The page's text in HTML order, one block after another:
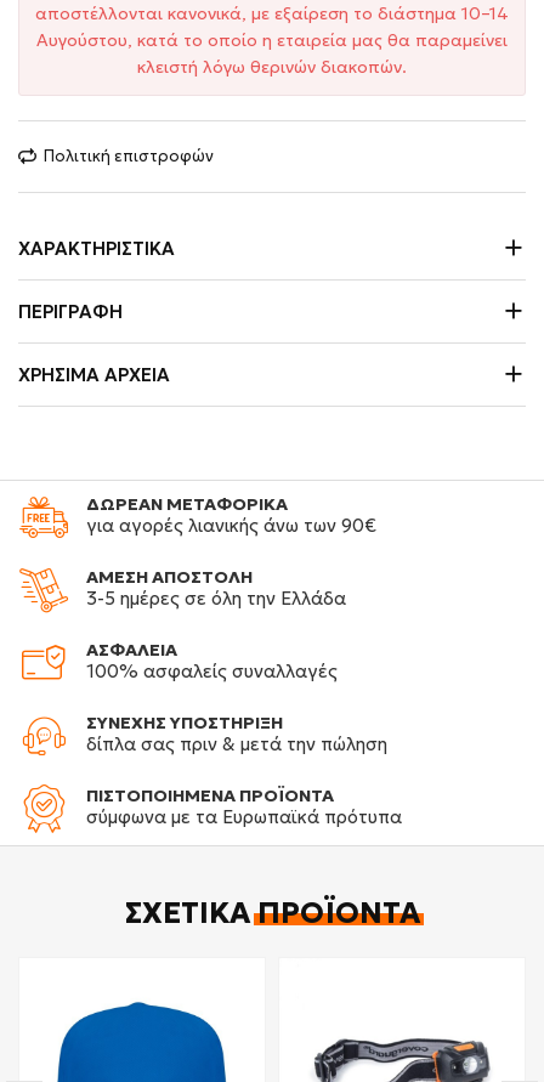
αποστέλλονται κανονικά, με εξαίρεση το διάστημα 10–14
Αυγούστου, κατά το οποίο η εταιρεία μας θα παραμείνει
κλειστή λόγω θερινών διακοπών.
Πολιτική επιστροφών
ΧΑΡΑΚΤΗΡΙΣΤΙΚΆ
ΠΕΡΙΓΡΑΦΉ
ΧΡΉΣΙΜΑ ΑΡΧΕΊΑ
ΔΩΡΕΑΝ ΜΕΤΑΦΟΡΙΚΑ
για αγορές λιανικής άνω των 90€
ΑΜΕΣΗ ΑΠΟΣΤΟΛΗ
3-5 ημέρες σε όλη την Ελλάδα
ΑΣΦΑΛΕΙΑ
100% ασφαλείς συναλλαγές
ΣΥΝΕΧΗΣ ΥΠΟΣΤΗΡΙΞΗ
δίπλα σας πριν & μετά την πώληση
ΠΙΣΤΟΠΟΙΗΜΕΝΑ ΠΡΟΪΟΝΤΑ
σύμφωνα με τα Ευρωπαϊκά πρότυπα
ΣΧΕΤΙΚΆΠΡΟΪΌΝΤΑ